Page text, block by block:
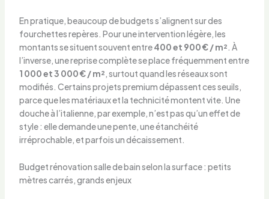
En pratique, beaucoup de budgets s’alignent sur des
fourchettes repères. Pour une intervention légère, les
montants se situent souvent entre400 et 900 € / m². À
l’inverse, une reprise complète se place fréquemment entre
1 000 et 3 000 € / m², surtout quand les réseaux sont
modifiés. Certains projets premium dépassent ces seuils,
parce que les matériaux et la technicité montent vite. Une
douche à l’italienne, par exemple, n’est pas qu’un effet de
style : elle demande une pente, une étanchéité
irréprochable, et parfois un décaissement.
Budget rénovation salle de bain selon la surface : petits
mètres carrés, grands enjeux